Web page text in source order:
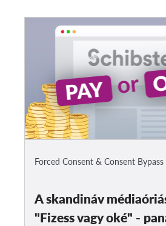
Forced Consent & Consent Bypass
A skandináv
"Fizess vagy oké" -